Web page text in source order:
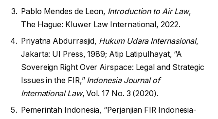
Pablo Mendes de Leon, Introduction to Air Law,
The Hague: Kluwer Law International, 2022.
Priyatna Abdurrasjid, Hukum Udara Internasional,
Jakarta: UI Press, 1989; Atip Latipulhayat, “A
Sovereign Right Over Airspace: Legal and Strategic
Issues in the FIR,” Indonesia Journal of
International Law, Vol. 17 No. 3 (2020).
Pemerintah Indonesia, “Perjanjian FIR Indonesia-